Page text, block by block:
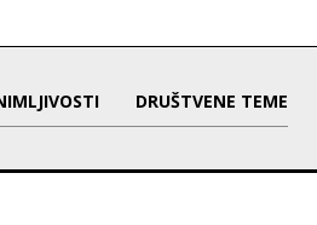
DRUŠTVENE TEME